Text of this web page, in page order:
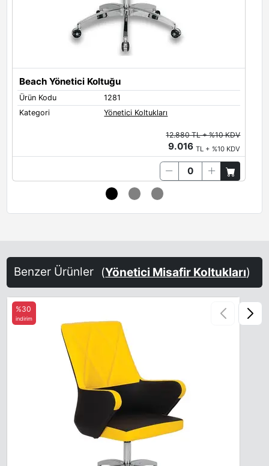
Beach Yönetici Koltuğu
Ürün Kodu
1281
Kategori
Yönetici Koltukları
12.880 TL + %10 KDV
9.016TL + %10 KDV
Benzer Ürünler (Yönetici Misafir Koltukları)
%30
indirim